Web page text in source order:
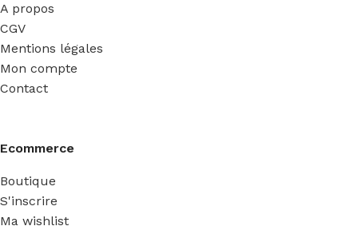
A propos
CGV
Mentions légales
Mon compte
Contact
Ecommerce
Boutique
S'inscrire
Ma wishlist